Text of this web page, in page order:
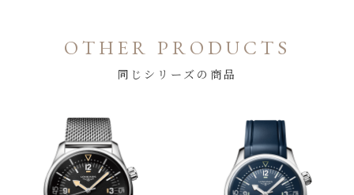
OTHER PRODUCTS
同じシリーズの商品